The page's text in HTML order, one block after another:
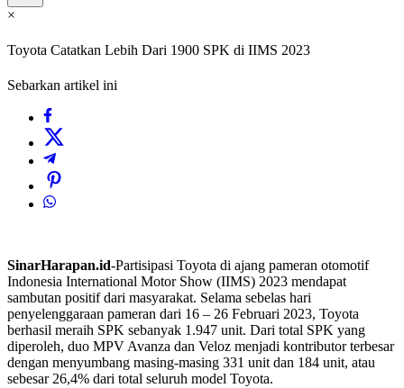
×
Toyota Catatkan Lebih Dari 1900 SPK di IIMS 2023
Sebarkan artikel ini
SinarHarapan.id-Partisipasi Toyota di ajang pameran otomotif
Indonesia International Motor Show (IIMS) 2023 mendapat
sambutan positif dari masyarakat. Selama sebelas hari
penyelenggaraan pameran dari 16 – 26 Februari 2023, Toyota
berhasil meraih SPK sebanyak 1.947 unit. Dari total SPK yang
diperoleh, duo MPV Avanza dan Veloz menjadi kontributor terbesar
dengan menyumbang masing-masing 331 unit dan 184 unit, atau
sebesar 26,4% dari total seluruh model Toyota.